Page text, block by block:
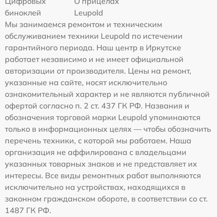
биноклей
Leupold
Мы занимаемся ремонтом и техническим
обслуживанием техники Leupold по истечении
гарантийного периода. Наш центр в Иркутске
работает независимо и не имеет официальной
авторизации от производителя. Цены на ремонт,
указанные на сайте, носят исключительно
ознакомительный характер и не являются публичной
офертой согласно п. 2 ст. 437 ГК РФ. Названия и
обозначения торговой марки Leupold упоминаются
только в информационных целях — чтобы обозначить
перечень техники, с которой мы работаем. Наша
организация не аффилирована с владельцами
указанных товарных знаков и не представляет их
интересы. Все виды ремонтных работ выполняются
исключительно на устройствах, находящихся в
законном гражданском обороте, в соответствии со ст.
1487 ГК РФ.